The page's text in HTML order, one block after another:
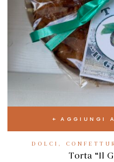
AGGIUNGI
DOLCI,
Torta “Il